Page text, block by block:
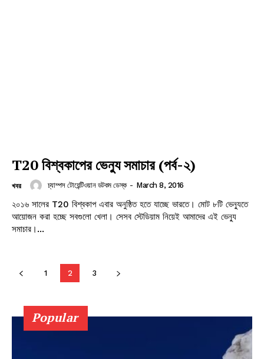
Company
About
Subscription Plans
T20 বিশ্বকাপের ভেন্যু সমাচার (পর্ব-২)
খবর চ্যাম্পস টোয়েন্টিওয়ান ডটকম ডেস্ক - March 8, 2016
২০১৬ সালের T20 বিশ্বকাপ এবার অনুষ্ঠিত হতে যাচ্ছে ভারতে। মোট ৮টি ভেন্যুতে
আয়োজন করা হচ্ছে সবগুলো খেলা। সেসব স্টেডিয়াম নিয়েই আমাদের এই ভেন্যু
সমাচার।...
1 2 3
Popular